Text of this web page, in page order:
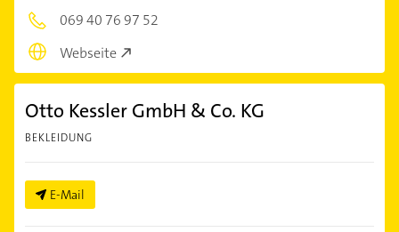
069 40 76 97 52
Webseite
Otto Kessler GmbH & Co. KG
BEKLEIDUNG
E-Mail